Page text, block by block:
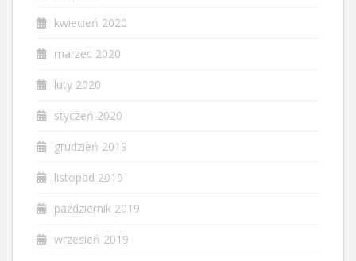
kwiecień 2020
marzec 2020
luty 2020
styczeń 2020
grudzień 2019
listopad 2019
październik 2019
wrzesień 2019